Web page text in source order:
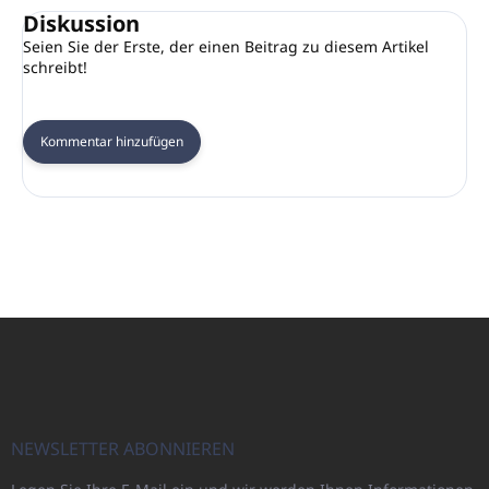
Diskussion
Seien Sie der Erste, der einen Beitrag zu diesem Artikel
schreibt!
Kommentar hinzufügen
NEWSLETTER ABONNIEREN